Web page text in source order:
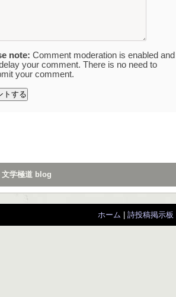
note: Comment moderation is enabled and
your comment. There is no need to
your comment.
文学極道 blog
ホーム 詩投稿掲示板